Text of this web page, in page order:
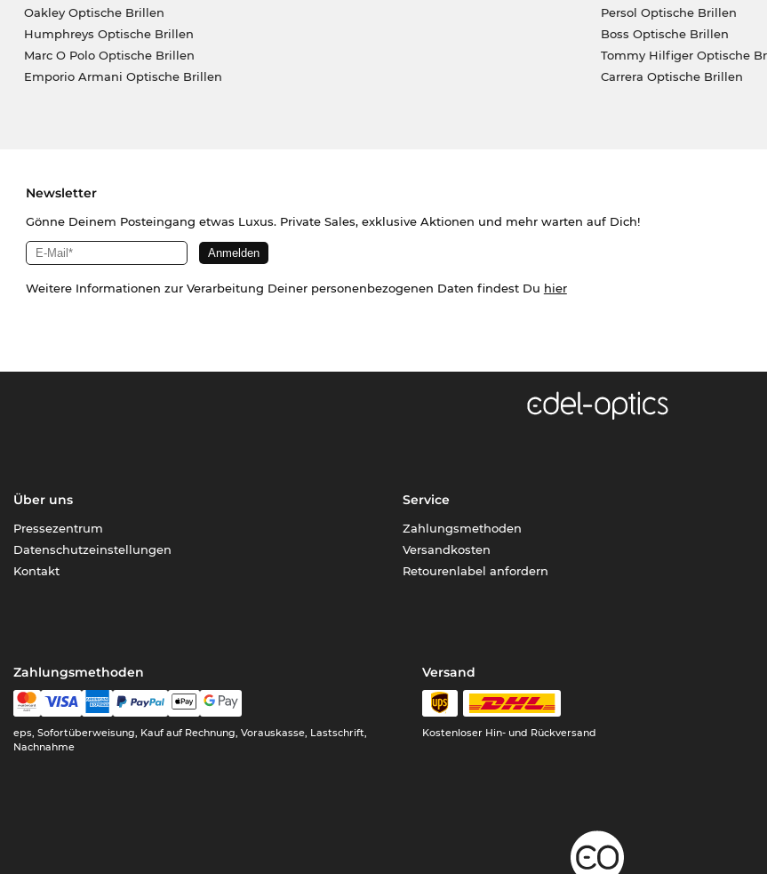
Oakley Optische Brillen
Humphreys Optische Brillen
Marc O Polo Optische Brillen
Emporio Armani Optische Brillen
Persol Optische Brillen
Boss Optische Brillen
Tommy Hilfiger Optische
Carrera Optische Brillen
Newsletter
Gönne Deinem Posteingang etwas Luxus. Private Sales, exklusive Aktionen und mehr warten auf Dich!
Weitere Informationen zur Verarbeitung Deiner personenbezogenen Daten findest Du hier
Über uns
Pressezentrum
Datenschutzeinstellungen
Kontakt
Service
Zahlungsmethoden
Versandkosten
Retourenlabel anfordern
Zahlungsmethoden
eps, Sofortüberweisung, Kauf auf Rechnung, Vorauskasse, Lastschrift,
Nachnahme
Versand
Kostenloser Hin- und Rückversand